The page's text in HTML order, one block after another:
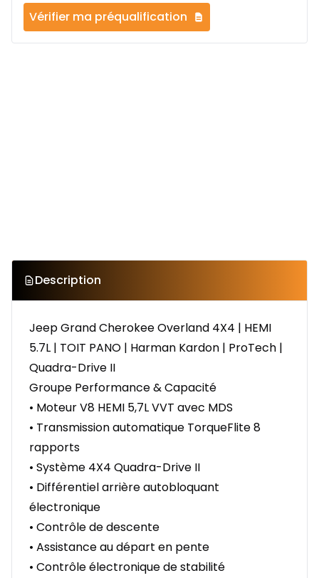
Vérifier ma préqualification
Description
Jeep Grand Cherokee Overland 4X4 | HEMI
5.7L | TOIT PANO | Harman Kardon | ProTech |
Quadra-Drive II
Groupe Performance & Capacité
• Moteur V8 HEMI 5,7L VVT avec MDS
• Transmission automatique TorqueFlite 8
rapports
• Système 4X4 Quadra-Drive II
• Différentiel arrière autobloquant
électronique
• Contrôle de descente
• Assistance au départ en pente
• Contrôle électronique de stabilité